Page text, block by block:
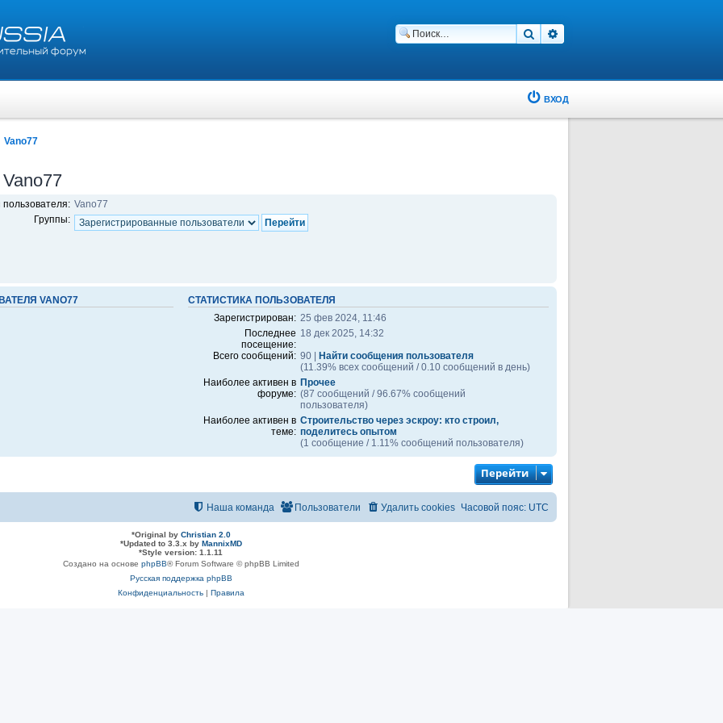
Поиск
ВХОД
Vano77
пользователя: Vano77
Группы:
VANO77 СТАТИСТИКА ПОЛЬЗОВАТЕЛЯ
Зарегистрирован: 25 фев 2024, 11:46
Последнее
посещение:
18 дек 2025, 14:32
Всего сообщений: 90 |Найти сообщения пользователя
(11.39% всех сообщений / 0.10 сообщений в день)
Наиболее активен в
форуме:
Прочее
(87 сообщений / 96.67% сообщений
пользователя)
Наиболее активен в
теме:
Строительство через эскроу: кто строил,
поделитесь опытом
(1 сообщение / 1.11% сообщений пользователя)
Перейти
Часовой пояс: UTC
Удалить cookies
Пользователи
Наша команда
*Original by Christian 2.0
*Updated to 3.3.x by MannixMD
*Style version: 1.1.11
Создано на основе phpBB® Forum Software © phpBB Limited
Русская поддержка phpBB
Конфиденциальность| Правила